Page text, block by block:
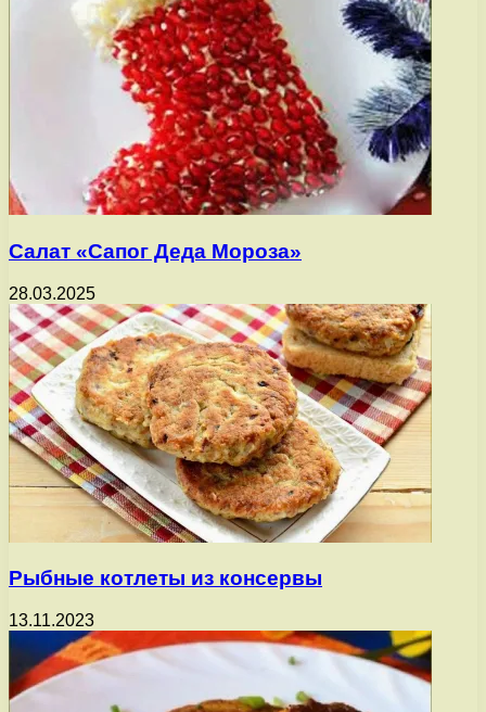
Салат «Сапог Деда Мороза»
28.03.2025
Рыбные котлеты из консервы
13.11.2023